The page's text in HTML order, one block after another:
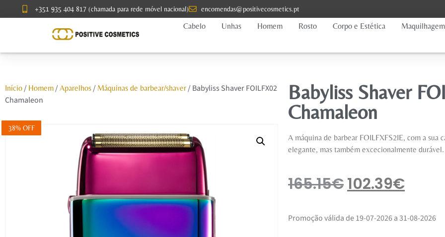
+351 935 404 817 (chamada para rede móvel nacional) encomendas@positivecosmetics.pt
Cabelo
Unhas Homem Rosto Corpo e Estética Maquilhagem
Início/ Homem/ Aparelhos/ Máquinas de barbear/shaver/ Babyliss Shaver FOILFX02
Chamaleon
38% OFF
Babyliss Shaver
Chamaleon
A máquina de barbear FOILFXFS2IE, com a sua
elegante, mas também excecionalmente durável.
165.15€102.39€
Promoção válida de 19-07-2026 a 31-08-2026